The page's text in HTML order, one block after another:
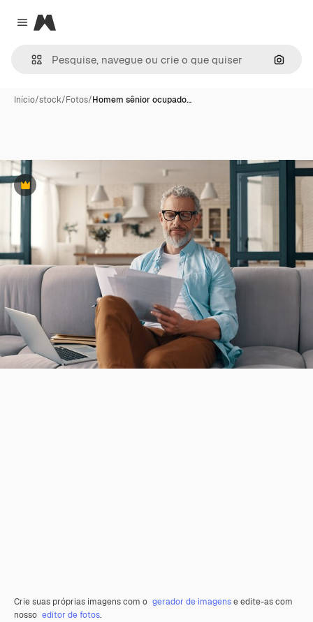
Close menu
Magnific
Início/stock/Fotos/Homem sênior ocupado…
Premium
Crie suas próprias imagens com o gerador de imagense edite-as com
nosso editor de fotos.